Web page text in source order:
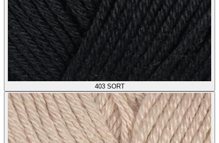
403 SORT